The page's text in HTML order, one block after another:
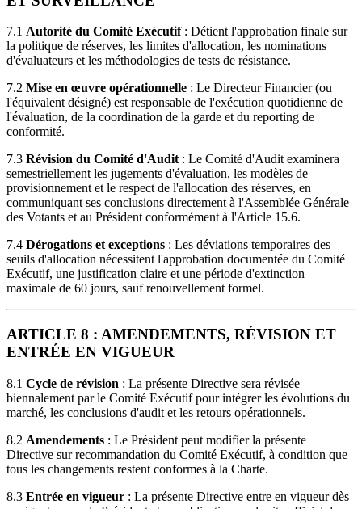
7.1 Autorité du Comité Exécutif: Détient l'approbation finale sur
la politique de réserves, les limites d'allocation, les nominations
d'évaluateurs et les méthodologies de tests de résistance.
7.2 Mise en œuvre opérationnelle : Le Directeur Financier (ou
l'équivalent désigné) est responsable de l'exécution quotidienne de
l'évaluation, de la coordination de la garde et du reporting de
conformité.
7.3 Révision du Comité d'Audit : Le Comité d'Audit examinera
semestriellement les jugements d'évaluation, les modèles de
provisionnement et le respect de l'allocation des réserves, en
communiquant ses conclusions directement à l'Assemblée Générale
des Votants et au Président conformément à l'Article 15.6.
7.4 Dérogations et exceptions : Les déviations temporaires des
seuils d'allocation nécessitent l'approbation documentée du Comité
Exécutif, une justification claire et une période d'extinction
maximale de 60 jours, sauf renouvellement formel.
ARTICLE 8 : AMENDEMENTS, RÉVISION ET
ENTRÉE EN VIGUEUR
8.1 Cycle de révision : La présente Directive sera révisée
biennalement par le Comité Exécutif pour intégrer les évolutions du
marché, les conclusions d'audit et les retours opérationnels.
8.2 Amendements : Le Président peut modifier la présente
Directive sur recommandation du Comité Exécutif, à condition que
tous les changements restent conformes à la Charte.
8.3 Entrée en vigueur : La présente Directive entre en vigueur dès